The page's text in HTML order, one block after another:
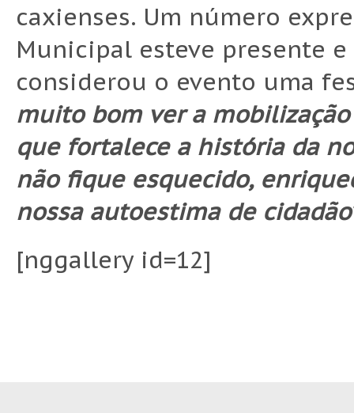
caxienses. Um número
Municipal esteve presente
considerou o evento uma
muito bom ver a
que fortalece a história da
não fique esquecido,
nossa autoestima de
[nggallery id=12]